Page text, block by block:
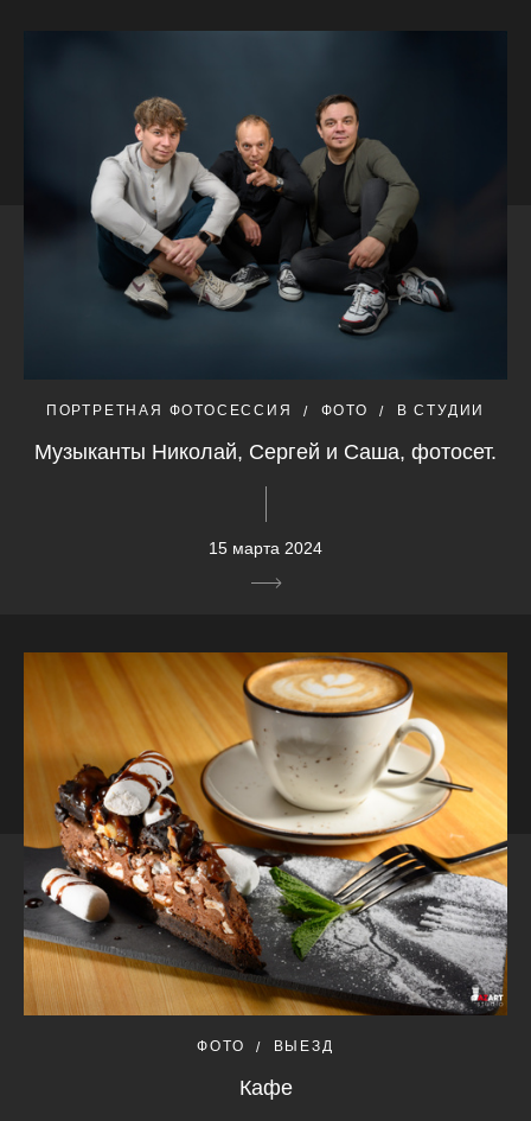
ПОРТРЕТНАЯ ФОТОСЕССИЯ ФОТО В СТУДИИ
Музыканты Николай, Сергей и Саша, фотосет.
15 марта 2024
ФОТО ВЫЕЗД
Кафе